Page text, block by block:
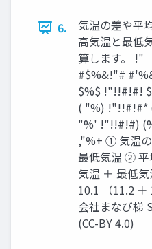
6.
気温の差や平
高気温と最低
算します。 !"
#$%&!"#
$%$ !"!!#!#!
( "%) !"!!#!#*
"%' !"!!#!#)
,"%+ ① 気温
最低気温 ② 平
気温 ＋ 最低
10.1 （11.2
会社まなび梯
(CC-BY 4.0)